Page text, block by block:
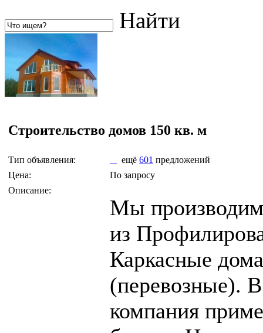
Найти
Строительство домов 150 кв. м
Тип объявления: ещё 601 предложений
Цена:
По запросу
Описание:
Мы
из
Каркасные
(перевозные).
компания